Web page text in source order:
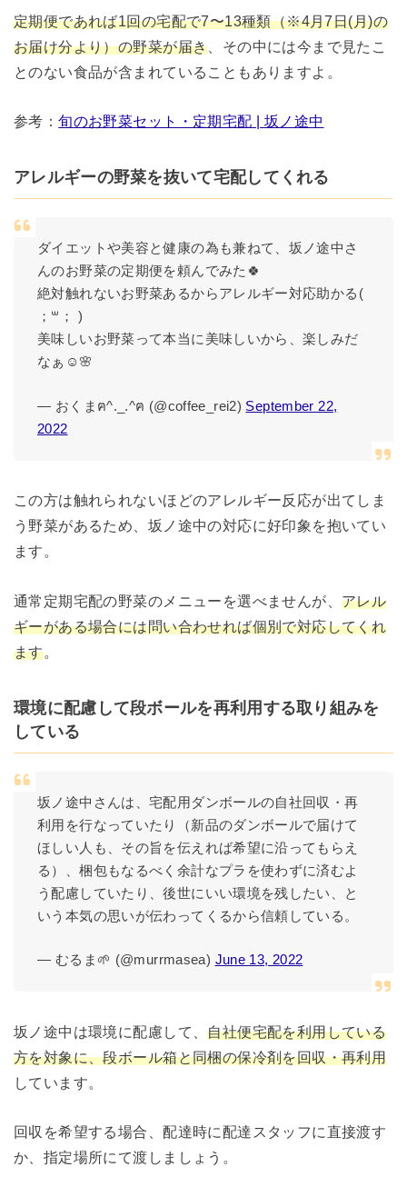
定期便であれば1回の宅配で7〜13種類（※4月7日(月)の
お届け分より）の野菜が届き 、その中には今まで見たこ
とのない食品が含まれていることもありますよ。
参考：旬のお野菜セット・定期宅配 | 坂ノ途中
アレルギーの野菜を抜いて宅配してくれる
ダイエットや美容と健康の為も兼ねて、坂ノ途中さ
んのお野菜の定期便を頼んでみた🍀
絶対触れないお野菜あるからアレルギー対応助かる(
；꒳； )
美味しいお野菜って本当に美味しいから、楽しみだ
なぁ☺️🌸
— おくまฅ^._.^ฅ (@coffee_rei2) September 22,
2022
この方は触れられないほどのアレルギー反応が出てしま
う野菜があるため、坂ノ途中の対応に好印象を抱いてい
ます。
通常定期宅配の野菜のメニューを選べませんが、アレル
ギーがある場合には問い合わせれば個別で対応してくれ
ます。
環境に配慮して段ボールを再利用する取り組みを
している
坂ノ途中さんは、宅配用ダンボールの自社回収・再
利用を行なっていたり（新品のダンボールで届けて
ほしい人も、その旨を伝えれば希望に沿ってもらえ
る）、梱包もなるべく余計なプラを使わずに済むよ
う配慮していたり、後世にいい環境を残したい、と
いう本気の思いが伝わってくるから信頼している。
— むるま🌱 (@murrmasea) June 13, 2022
坂ノ途中は環境に配慮して、自社便宅配を利用している
方を対象に、段ボール箱と同梱の保冷剤を回収・再利用
しています。
回収を希望する場合、配達時に配達スタッフに直接渡す
か、指定場所にて渡しましょう。